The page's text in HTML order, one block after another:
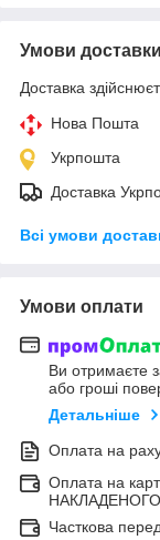
Умови доставки
Доставка
Нова Пошта
Укрпошта
Доставка
Всі умови
Умови оплати
Ви отримаєте
або гроші
Детальніше
Оплата на
Оплата на
Часткова